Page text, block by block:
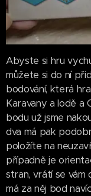
Abyste si hru
můžete si do ní
bodování, která
Karavany a lodě a
bodu už jsme
dva má pak
položíte na
případně je
stran, vrátí se vám
má za něj bod